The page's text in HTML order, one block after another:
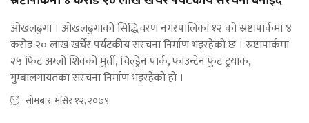
ओखलढुंगा । ओखलढुंगाको सिद्धिचरण नगरपालिका १२ को स्रष्टापार्कमा ४
करोड २० लाख खर्चेर पर्यटकीय संरचना निर्माण भइरहेको छ । स्रष्टापार्कमा
२५ फिट अग्लो शिवको मुर्ती, चिल्ड्रेन पार्क, फाउन्टेन फुट ट्रयाक,
गुम्बालगायतका संरचना निर्माण भइरहेको ह‍ो ।
सोमबार, मंसिर १२, २०७९